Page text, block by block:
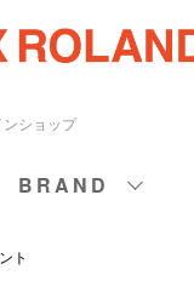
ショップ
BRAND
ト